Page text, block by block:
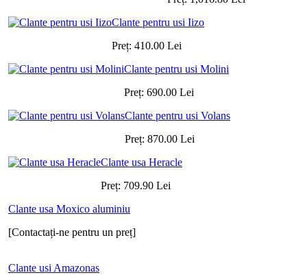
Clante pentru usi Iizo
Preț: 410.00 Lei
Clante pentru usi Molini
Preț: 690.00 Lei
Clante pentru usi Volans
Preț: 870.00 Lei
Clante usa Heracle
Preț: 709.90 Lei
Clante usa Moxico aluminiu
[Contactați-ne pentru un preț]
Clante usi Amazonas